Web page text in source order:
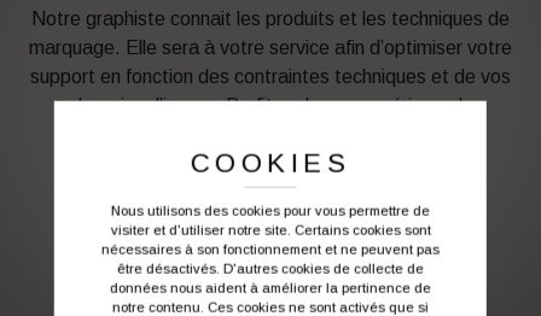
Notre graphiste connait les produits et les techniques de
marquage. Elle sera à votre service afin d’optimiser votre
support en fonction des contraintes techniques et de vos
besoins d’image. Profitez de son expérience !
Vous souhaitez avoir plus d’informations ?
03 27 28 87 86 contact@colbleu.fr
COOKIES
Nous utilisons des cookies pour vous permettre de
visiter et d'utiliser notre site. Certains cookies sont
nécessaires à son fonctionnement et ne peuvent pas
être désactivés. D'autres cookies de collecte de
données nous aident à améliorer la pertinence de
notre contenu. Ces cookies ne sont activés que si